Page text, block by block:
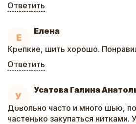
Ответить
Е
Елена
Крепкие, шить хорошо.
Ответить
У
Усатова Галина
Довольно часто и много шью,
частенько закупаться нитками.